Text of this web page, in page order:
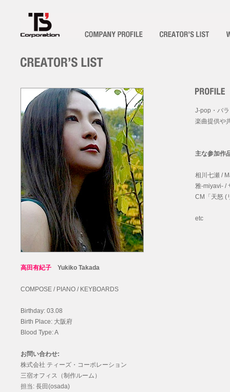
高田有紀子 Yukiko Takada
COMPOSE / PIANO / KEYBOARDS
Birthday: 03.08
Birth Place: 大阪府
Blood Type: A
お問い合わせ:
株式会社 ティーズ・コーポレーション
三宿オフィス（制作ルーム）
担当: 長田(osada)
J-pop・バ
楽曲提供や
主な参加作
相川七瀬 /
雅-miyavi- /
CM「天怒 (
etc